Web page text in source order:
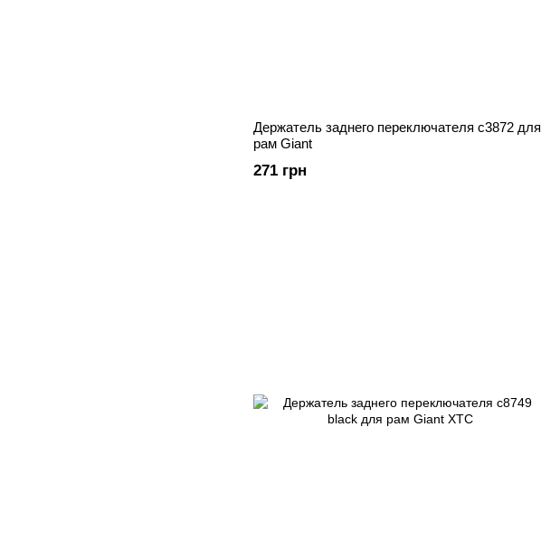
Держатель заднего переключателя c3872 для
рам Giant
271 грн